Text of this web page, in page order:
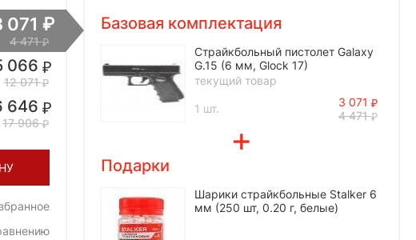
071
4 471
066
12 071
646
17 906
Базовая комплектация
Страйкбольный пистолет Galaxy
G.15 (6 мм, Glock 17)
текущий товар
1 шт.
3 071
4 471
Подарки
Шарики страйкбольные Stalker 6
мм (250 шт, 0.20 г, белые)